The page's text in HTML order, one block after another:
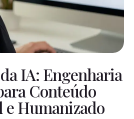
IA: Engenharia
Conteúdo
e Humanizado